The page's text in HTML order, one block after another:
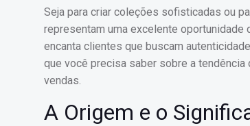
Seja para criar coleções sofisticadas ou
representam uma excelente oportunidade
encanta clientes que buscam
que você precisa saber sobre a
vendas.
A Origem e o